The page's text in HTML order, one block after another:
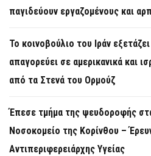
παγιδεύουν εργαζομένους και
Το κοινοβούλιο του Ιράν
απαγορεύει σε αμερικανικά και
από τα Στενά του Ορμούζ
Έπεσε τμήμα της ψευδοροφής
Νοσοκομείο της Κορίνθου –
Αντιπεριφερειάρχης Υγείας